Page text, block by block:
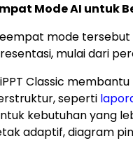
Mode AI untuk
mode
mulai dari
Classic
seperti
kebutuhan yang
adaptif, diagram